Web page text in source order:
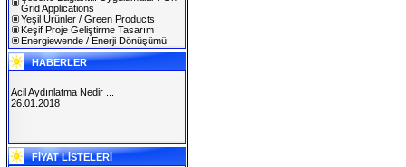
Grid Applications
Yeşil Ürünler / Green Products
Keşif Proje Geliştirme Tasarım
Energiewende / Enerji Dönüşümü
HABERLER
SOLAREX ISTANBUL 2019
30.01.2019
Acil Aydınlatma Nedir ...
26.01.2018
FİYAT LİSTELERİ